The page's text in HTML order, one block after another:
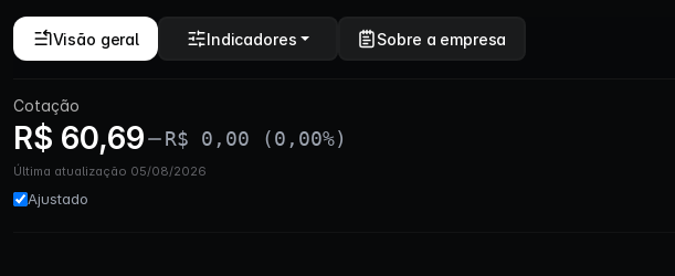
Visão geral Indicadores Sobre a empresa
Cotação
R$ 60,69 R$ 0,00 (0,00%)
Última atualização 05/08/2026
Ajustado